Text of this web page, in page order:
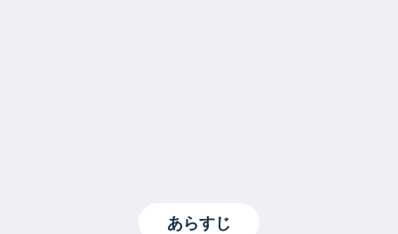
あらすじ